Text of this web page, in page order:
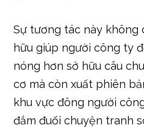
Sự tương tác này không
hữu giúp người công ty
nóng hơn sở hữu câu
cơ mà còn xuất phiên
khu vực đông người
đắm đuối chuyện tranh